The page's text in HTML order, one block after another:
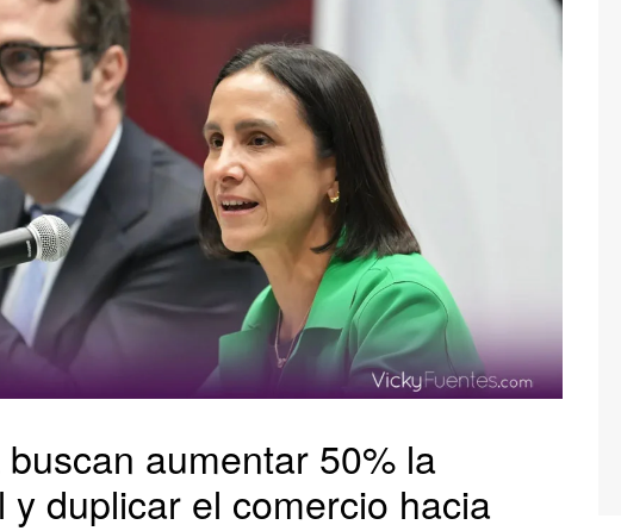
aumentar 50% la
y duplicar el comercio hacia